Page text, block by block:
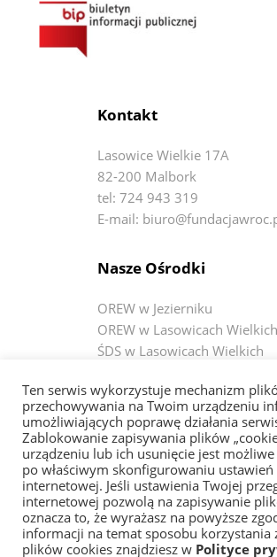
Kontakt
Lasowice Wielkie 17A
82-200 Malbork
tel: 724 943 319
E-mail:
Nasze Ośrodki
OREW w Jezierniku
OREW w Lasowicach Wielkich
ŚDS w Lasowicach Wielkich
ŚDS w Janówce
ŚDS w Czerninie
Bądź na bieżąco
Fundacja WRÓĆ
OREW w Jezierniku
OREW w Lasowicach
Ten serwis wykorzystuje mechanizm
przechowywania na Twoim urządzeniu
umożliwiających poprawę działania
Zablokowanie zapisywania plików
urządzeniu lub ich usunięcie jest
po właściwym skonfigurowaniu
internetowej. Jeśli ustawienia Twojej
internetowej pozwolą na zapisywanie
oznacza to, że wyrażasz na powyższe
informacji na temat sposobu korzystania
plików cookies znajdziesz w Polityce